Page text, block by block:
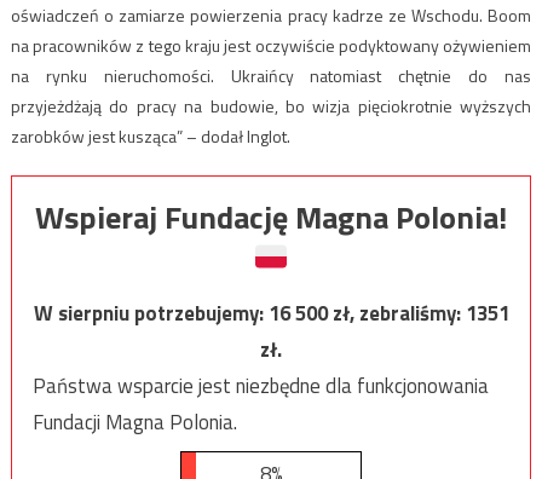
oświadczeń o zamiarze powierzenia pracy kadrze ze Wschodu. Boom
na pracowników z tego kraju jest oczywiście podyktowany ożywieniem
na rynku nieruchomości. Ukraińcy natomiast chętnie do nas
przyjeżdżają do pracy na budowie, bo wizja pięciokrotnie wyższych
zarobków jest kusząca” – dodał Inglot.
Wspieraj Fundację Magna Polonia!
W sierpniu potrzebujemy:16 500zł, zebraliśmy:1351
zł.
Państwa wsparcie jest niezbędne dla funkcjonowania
Fundacji Magna Polonia.